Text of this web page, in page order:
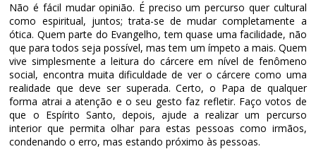
Não é fácil mudar opinião. É preciso um percurso quer cultural
como espiritual, juntos; trata-se de mudar completamente a
ótica. Quem parte do Evangelho, tem quase uma facilidade, não
que para todos seja possível, mas tem um ímpeto a mais. Quem
vive simplesmente a leitura do cárcere em nível de fenômeno
social, encontra muita dificuldade de ver o cárcere como uma
realidade que deve ser superada. Certo, o Papa de qualquer
forma atrai a atenção e o seu gesto faz refletir. Faço votos de
que o Espírito Santo, depois, ajude a realizar um percurso
interior que permita olhar para estas pessoas como irmãos,
condenando o erro, mas estando próximo às pessoas.